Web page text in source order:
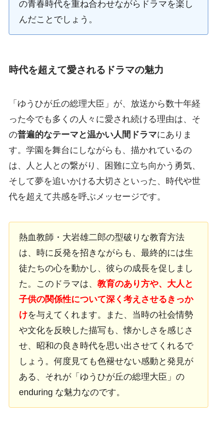
の青春時代を重ね合わせながらドラマを楽し
んだことでしょう。
時代を超えて愛されるドラマの魅力
「ゆうひが丘の総理大臣」が、放送から数十年経
った今でも多くの人々に愛され続ける理由は、そ
の普遍的なテーマと温かい人間ドラマにありま
す。学園を舞台にしながらも、描かれているの
は、人と人との繋がり、困難に立ち向かう勇気、
そして夢を追いかける大切さといった、時代や世
代を超えて共感を呼ぶメッセージです。
熱血教師・大岩雄二郎の型破りな教育方法
は、時に反発を招きながらも、最終的には生
徒たちの心を動かし、彼らの成長を促しまし
た。このドラマは、 教育のあり方や、大人と
子供の関係性について深く考えさせるきっか
けを与えてくれます。また、当時の社会情勢
や文化を反映した描写も、懐かしさを感じさ
せ、昭和の良き時代を思い出させてくれるで
しょう。何度見ても色褪せない感動と発見が
ある、それが「ゆうひが丘の総理大臣」の
enduring な魅力なのです。